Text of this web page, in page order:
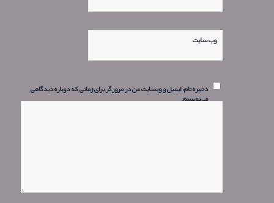
وب‌ سایت
ذخیره نام، ایمیل و وبسایت من در مرورگر برای زمانی که دوباره دیدگاهی
می‌نویسم.